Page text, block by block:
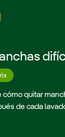
quitar
de cada